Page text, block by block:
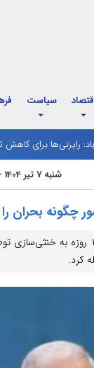
سیاست
رایزنی‌ها برای کاهش
مردادماه آغاز شد؛
شنبه 7 تیر 1404 - 10:37
چگونه بحران
وزیر کشور در تشریح اقدامات وزارت
کرد.